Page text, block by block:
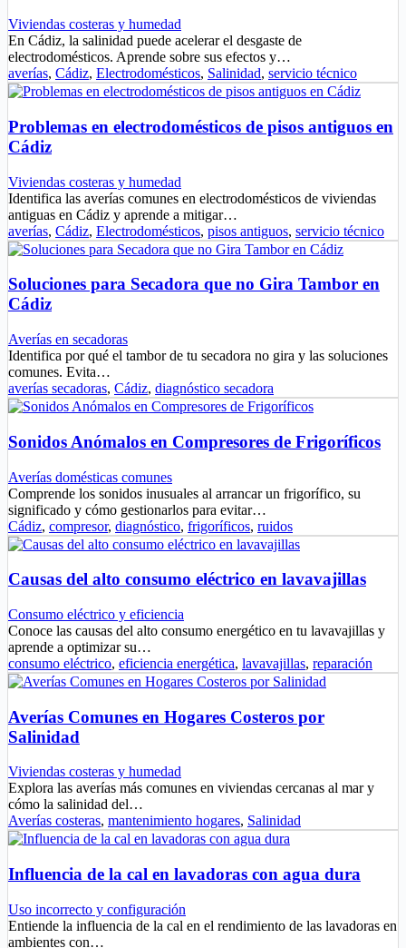
Viviendas costeras y humedad
En Cádiz, la salinidad puede acelerar el desgaste de
electrodomésticos. Aprende sobre sus efectos y…
averías, Cádiz, Electrodomésticos, Salinidad, servicio técnico
Problemas en electrodomésticos de pisos antiguos en
Cádiz
Viviendas costeras y humedad
Identifica las averías comunes en electrodomésticos de viviendas
antiguas en Cádiz y aprende a mitigar…
averías, Cádiz, Electrodomésticos, pisos antiguos, servicio técnico
Soluciones para Secadora que no Gira Tambor en
Cádiz
Averías en secadoras
Identifica por qué el tambor de tu secadora no gira y las soluciones
comunes. Evita…
averías secadoras, Cádiz, diagnóstico secadora
Sonidos Anómalos en Compresores de Frigoríficos
Averías domésticas comunes
Comprende los sonidos inusuales al arrancar un frigorífico, su
significado y cómo gestionarlos para evitar…
Cádiz, compresor, diagnóstico, frigoríficos, ruidos
Causas del alto consumo eléctrico en lavavajillas
Consumo eléctrico y eficiencia
Conoce las causas del alto consumo energético en tu lavavajillas y
aprende a optimizar su…
consumo eléctrico, eficiencia energética, lavavajillas, reparación
Averías Comunes en Hogares Costeros por
Salinidad
Viviendas costeras y humedad
Explora las averías más comunes en viviendas cercanas al mar y
cómo la salinidad del…
Averías costeras, mantenimiento hogares, Salinidad
Influencia de la cal en lavadoras con agua dura
Uso incorrecto y configuración
Entiende la influencia de la cal en el rendimiento de las lavadoras en
ambientes con…